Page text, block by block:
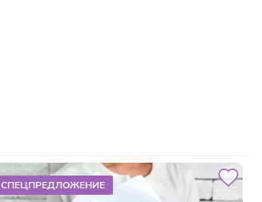
СПЕЦПРЕДЛОЖЕНИЕ